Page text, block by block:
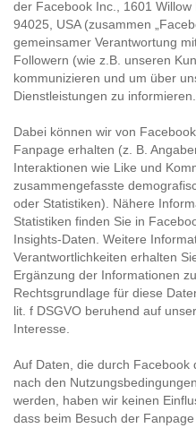
der Facebook Inc., 1601
94025, USA (zusammen
gemeinsamer Verantwortung
Followern (wie z.B. unseren
kommunizieren und um über
Dienstleistungen zu informieren.
Dabei können wir von
Fanpage erhalten (z. B.
Interaktionen wie Like und
zusammengefasste
oder Statistiken). Nähere
Statistiken finden Sie in
Insights-Daten . Weitere
Verantwortlichkeiten erhalten
Ergänzung der Informationen
Rechtsgrundlage für diese
lit. f DSGVO beruhend auf
Interesse.
Auf Daten, die durch Facebook
nach den
werden, haben wir keinen
dass beim Besuch der